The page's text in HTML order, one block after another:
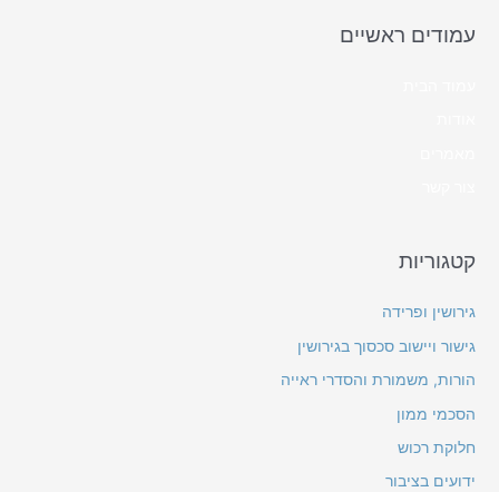
r
עמודים ראשיים
קטגוריות
גירושין ופרידה
גישור ויישוב סכסוך בגירושין
הורות, משמורת והסדרי ראייה
הסכמי ממון
חלוקת רכוש
ידועים בציבור